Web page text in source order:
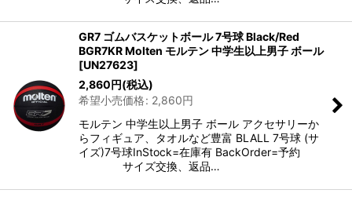
GR7 ゴムバスケットボール 7号球 Black/Red
BGR7KR Molten モルテン 中学生以上男子 ボール
[UN27623]
2,860円(税込)
希望小売価格: 2,860円
モルテン 中学生以上男子 ボール アクセサリーか
らフィギュア、タオルなど豊富 BLALL 7号球 (サ
イズ)7号球InStock=在庫有 BackOrder=予約
サイズ交換、返品…